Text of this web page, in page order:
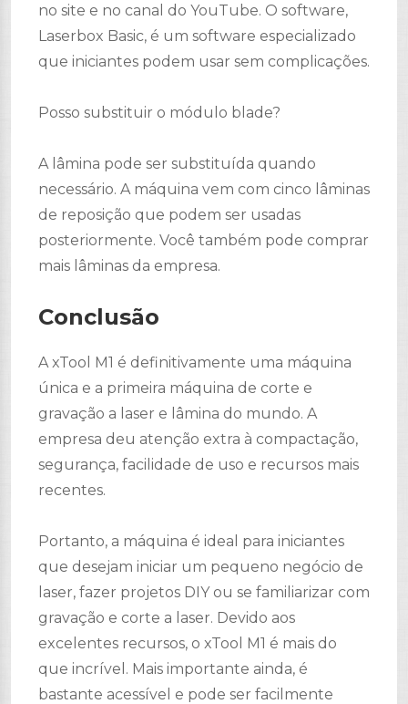
no site e no canal do YouTube. O software,
Laserbox Basic, é um software especializado
que iniciantes podem usar sem complicações.
Posso substituir o módulo blade?
A lâmina pode ser substituída quando
necessário. A máquina vem com cinco lâminas
de reposição que podem ser usadas
posteriormente. Você também pode comprar
mais lâminas da empresa.
Conclusão
A xTool M1 é definitivamente uma máquina
única e a primeira máquina de corte e
gravação a laser e lâmina do mundo. A
empresa deu atenção extra à compactação,
segurança, facilidade de uso e recursos mais
recentes.
Portanto, a máquina é ideal para iniciantes
que desejam iniciar um pequeno negócio de
laser, fazer projetos DIY ou se familiarizar com
gravação e corte a laser. Devido aos
excelentes recursos, o xTool M1 é mais do
que incrível. Mais importante ainda, é
bastante acessível e pode ser facilmente